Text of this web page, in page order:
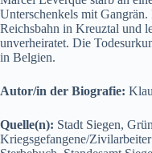
Unterschenkels mit
Reichsbahn in Kreuztal und
unverheiratet. Die
in Belgien.
Autor/in der Biografie:
Quelle(n): Stadt Siegen,
Kriegsgefangene/